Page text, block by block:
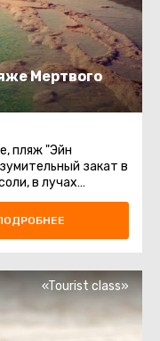
Мертвого
пляж "Эйн
закат в
в лучах
заходящего солнца, переливающиеся ...
«Tourist class»